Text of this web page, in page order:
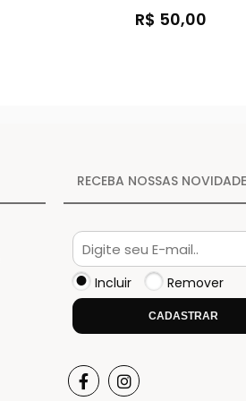
R$ 50,00
RECEBA NOSSAS
Incluir Remover
CADASTRAR